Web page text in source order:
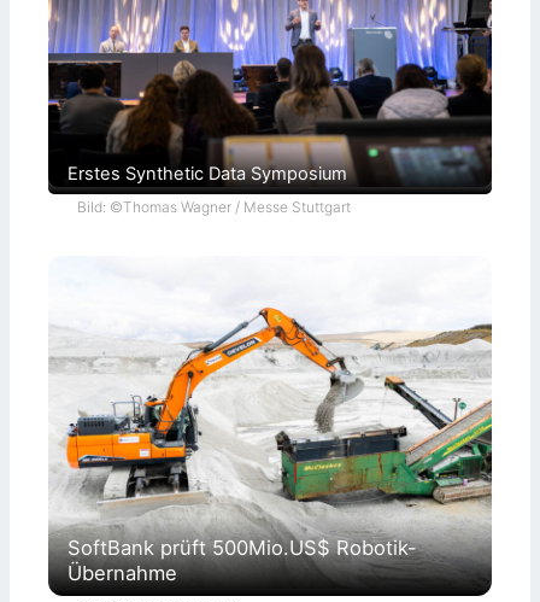
Erstes Synthetic Data Symposium
Bild: ©Thomas Wagner / Messe Stuttgart
SoftBank prüft 500Mio.US$ Robotik-
Übernahme